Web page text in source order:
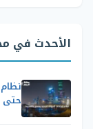
الأحدث في
حتى 25 عاماً وإعفاءات تصل إلى مليون ريال